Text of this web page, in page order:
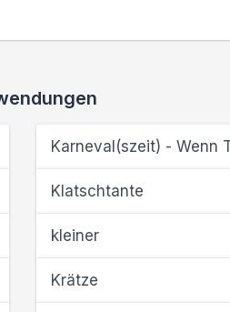
Karneval(szeit) - Wenn
Klatschtante
kleiner
Krätze